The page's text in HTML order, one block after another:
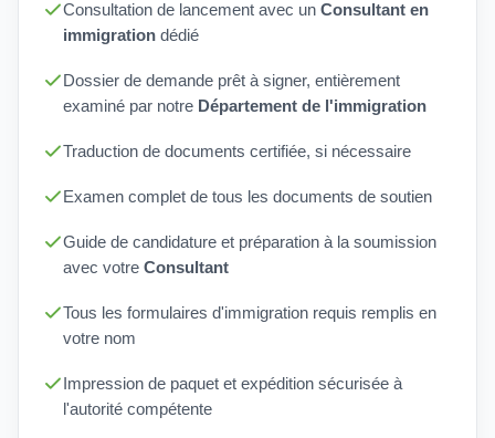
Consultation de lancement avec un Consultant en
immigration dédié
Dossier de demande prêt à signer, entièrement
examiné par notre Département de l'immigration
Traduction de documents certifiée, si nécessaire
Examen complet de tous les documents de soutien
Guide de candidature et préparation à la soumission
avec votre Consultant
Tous les formulaires d'immigration requis remplis en
votre nom
Impression de paquet et expédition sécurisée à
l'autorité compétente